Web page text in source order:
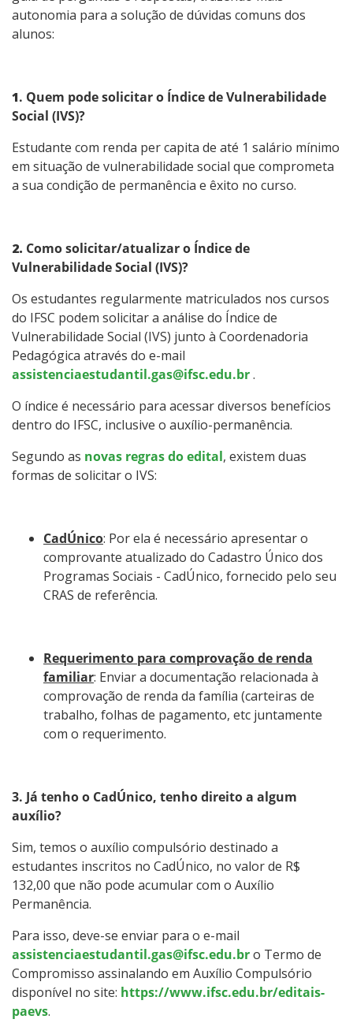
autonomia para a solução de dúvidas comuns dos
alunos:
1. Quem pode solicitar o Índice de Vulnerabilidade
Social (IVS)?
Estudante com renda per capita de até 1 salário mínimo
em situação de vulnerabilidade social que comprometa
a sua condição de permanência e êxito no curso.
2. Como solicitar/atualizar o Índice de
Vulnerabilidade Social (IVS)?
Os estudantes regularmente matriculados nos cursos
do IFSC podem solicitar a análise do Índice de
Vulnerabilidade Social (IVS) junto à Coordenadoria
Pedagógica através do e-mail
assistenciaestudantil.gas@ifsc.edu.br.
O índice é necessário para acessar diversos benefícios
dentro do IFSC, inclusive o auxílio-permanência.
Segundo as novas regras do edital, existem duas
formas de solicitar o IVS:
CadÚnico: Por ela é necessário apresentar o
comprovante atualizado do Cadastro Único dos
Programas Sociais - CadÚnico, fornecido pelo seu
CRAS de referência.
Requerimento para comprovação de renda
familiar: Enviar a documentação relacionada à
comprovação de renda da família (carteiras de
trabalho, folhas de pagamento, etc juntamente
com o requerimento.
3. Já tenho o CadÚnico, tenho direito a algum
auxílio?
Sim, temos o auxílio compulsório destinado a
estudantes inscritos no CadÚnico, no valor de R$
132,00 que não pode acumular com o Auxílio
Permanência.
Para isso, deve-se enviar para o e-mail
assistenciaestudantil.gas@ifsc.edu.bro Termo de
Compromisso assinalando em Auxílio Compulsório
disponível no site: https://www.ifsc.edu.br/editais-
paevs.